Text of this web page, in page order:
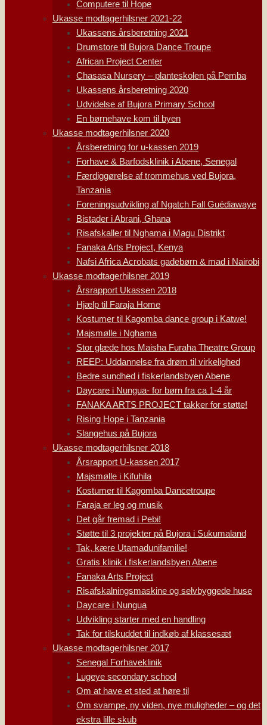
Computere til Hope
Ukasse modtagerhilsner 2021-22
Ukassens årsberetning 2021
Drumstore til Bujora Dance Troupe
African Project Center
Chasasa Nursery – planteskolen på Pemba
Ukassens årsberetning 2020
Udvidelse af Bujora Primary School
En børnehave kom til byen
Ukasse modtagerhilsner 2020
Årsberetning for u-kassen 2019
Forhave & Barfodsklinik i Abene, Senegal
Færdiggørelse af trommehus ved Bujora,
Tanzania
Foreningsudvikling af Ngatch Fall Guédiawaye
Bistader i Abrani, Ghana
Risafskaller til Nghama i Magu Distrikt
Fanaka Arts Project, Kenya
Nafsi Africa Acrobats gadebørn & mad i Nairobi
Ukasse modtagerhilsner 2019
Årsrapport Ukassen 2018
Hjælp til Faraja Home
Kostumer til Kagomba dance group i Katwe!
Majsmølle i Nghama
Stor glæde hos Maisha Furaha Theatre Group
REEP: Uddannelse fra drøm til virkelighed
Bedre sundhed i fiskerlandsbyen Abene
Daycare i Nungua- for børn fra ca 1-4 år
FANAKA ARTS PROJECT takker for støtte!
Rising Hope i Tanzania
Slangehus på Bujora
Ukasse modtagerhilsner 2018
Årsrapport U-kassen 2017
Majsmølle i Kifuhila
Kostumer til Kagomba Dancetroupe
Faraja er leg og musik
Det går fremad i Pebi!
Støtte til 3 projekter på Bujora i Sukumaland
Tak, kære Utamadunifamilie!
Gratis klinik i fiskerlandsbyen Abene
Fanaka Arts Project
Risafskalningsmaskine og selvbyggede huse
Daycare i Nungua
Udvikling starter med en handling
Tak for tilskuddet til indkøb af klassesæt
Ukasse modtagerhilsner 2017
Senegal Forhaveklinik
Lugeye secondary school
Om at have et sted at høre til
Om svampe, ny viden, nye muligheder – og det
ekstra lille skub